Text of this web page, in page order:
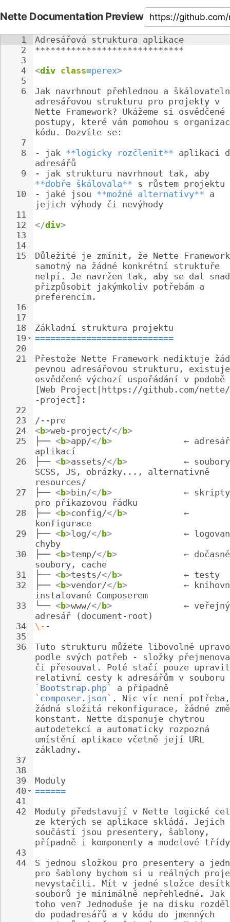
Nette Documentation Preview
1
2
3
4
5
6
7
8
9
10
11
12
13
14
15
16
17
18
19
20
21
22
23
24
25
26
27
28
29
30
31
32
33
34
35
36
37
38
39
40
41
42
43
44
Adresářová struktura aplikace
*****************************
<div class=perex>
Jak navrhnout přehlednou a
adresářovou strukturu pro projekty v
Nette Framework? Ukážeme si osvědčené
postupy, které vám pomohou s
kódu. Dozvíte se:
- jak **logicky rozčlenit** aplikaci
adresářů
- jak strukturu navrhnout tak, aby
**dobře škálovala** s růstem projektu
- jaké jsou **možné alternativy** a
jejich výhody či nevýhody
</div>
Důležité je zmínit, že Nette
samotný na žádné konkrétní struktuře
nelpí. Je navržen tak, aby se dal
přizpůsobit jakýmkoliv potřebám a
preferencím.
Základní struktura projektu
===========================
Přestože Nette Framework nediktuje
pevnou adresářovou strukturu,
osvědčené výchozí uspořádání v podobě
[Web Project|https://github.com/nette/
-project]:
/--pre
<b>web-project/</ b>
├── <b>app/</ b>
←
aplikací
├── <b>assets/</ b>
←
SCSS, JS, obrázky..., alternativně
resources/
├── <b>bin/</ b>
←
pro příkazovou řádku
├── <b>config/</ b>
           ←
konfigurace
├── <b>log/</ b>
←
chyby
├── <b>temp/</ b>
←
soubory, cache
├── <b>tests/</ b>
            ← testy
├── <b>vendor/</ b>
←
instalované Composerem
└── <b>www/</ b>
←
adresář (document-root)
\- -
Tuto strukturu můžete libovolně
podle svých potřeb - složky
či přesouvat. Poté stačí pouze
relativní cesty k adresářům v souboru
`Bootstrap.php`
a případně
`composer.json` . Nic víc není
žádná složitá rekonfigurace, žádné
konstant. Nette disponuje chytrou
autodetekcí a automaticky rozpozná
umístění aplikace včetně její URL
základny.
Moduly
======
Moduly představují v Nette logické
ze kterých se aplikace skládá. Jejich
součástí jsou presentery, šablony,
případně i komponenty a modelové
S jednou složkou pro presentery a
pro šablony bychom si u reálných
nevystačili. Mít v jedné složce
souborů je minimálně nepřehledné.
toho ven? Jednoduše je na disku
do podadresářů a v kódu do jmenných